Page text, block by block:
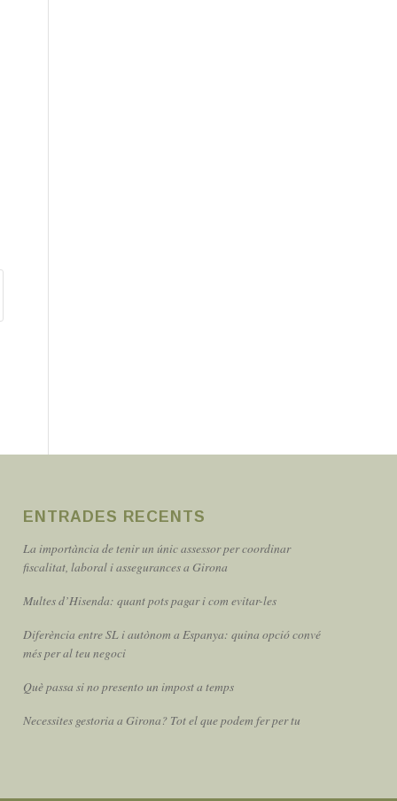
ENTRADES RECENTS
La importància de tenir un únic assessor per coordinar
fiscalitat, laboral i assegurances a Girona
Multes d’Hisenda: quant pots pagar i com evitar-les
Diferència entre SL i autònom a Espanya: quina opció convé
més per al teu negoci
Què passa si no presento un impost a temps
Necessites gestoria a Girona? Tot el que podem fer per tu